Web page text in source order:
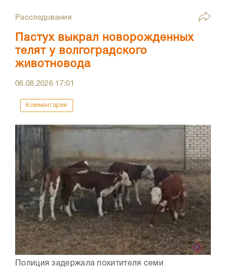
Расследования
Пастух выкрал новорожденных
телят у волгоградского
животновода
06.08.2026 17:01
Комментарии
Полиция задержала похитителя семи